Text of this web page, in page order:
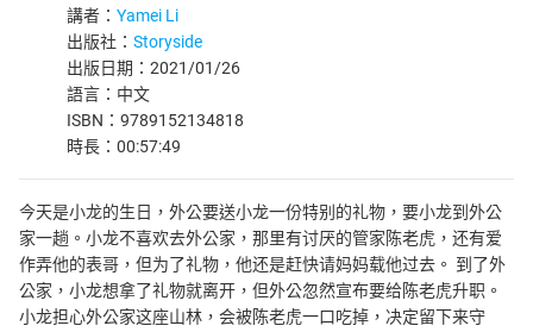
講者： Yamei Li
出版社： Storyside
出版日期：2021/01/26
語言：中文
ISBN：9789152134818
時長：00:57:49
今天是小龙的生日，外公要送小龙一份特别的礼物，要小龙到外公
家一趟。小龙不喜欢去外公家，那里有讨厌的管家陈老虎，还有爱
作弄他的表哥，但为了礼物，他还是赶快请妈妈载他过去。 到了外
公家，小龙想拿了礼物就离开，但外公忽然宣布要给陈老虎升职。
小龙担心外公家这座山林，会被陈老虎一口吃掉，决定留下来守